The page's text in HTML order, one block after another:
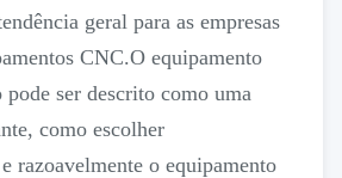
geral para as empresas
CNC.O equipamento
ser descrito como uma
como escolher
razoavelmente o equipamento